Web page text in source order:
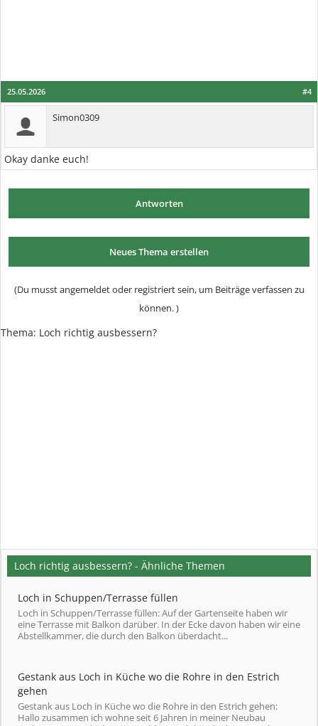
#4
25.05.2026
Simon0309
Okay danke euch!
Antworten
Neues Thema erstellen
(Du musst angemeldet oder registriert sein, um Beiträge verfassen zu
können. )
Thema: Loch richtig ausbessern?
Loch richtig ausbessern? - Ähnliche Themen
Loch in Schuppen/Terrasse füllen
Loch in Schuppen/Terrasse füllen: Auf der Gartenseite haben wir
eine Terrasse mit Balkon darüber. In der Ecke davon haben wir eine
Abstellkammer, die durch den Balkon überdacht...
Gestank aus Loch in Küche wo die Rohre in den Estrich
gehen
Gestank aus Loch in Küche wo die Rohre in den Estrich gehen:
Hallo zusammen ich wohne seit 6 Jahren in meiner Neubau